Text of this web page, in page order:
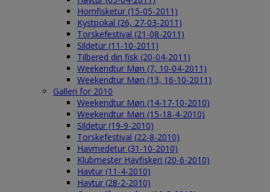
Hornfisketur (15-05-2011)
Kystpokal (26, 27-03-2011)
Torskefestival (21-08-2011)
Sildetur (11-10-2011)
Tilbered din fisk (20-04-2011)
Weekendtur Møn (7, 10-04-2011)
Weekendtur Møn (13, 16-10-2011)
Galleri for 2010
Weekendtur Møn (14-17-10-2010)
Weekendtur Møn (15-18-4-2010)
Sildetur (19-9-2010)
Torskefestival (22-8-2010)
Havmedetur (31-10-2010)
Klubmester Havfiskeri (20-6-2010)
Havtur (11-4-2010)
Havtur (28-2-2010)